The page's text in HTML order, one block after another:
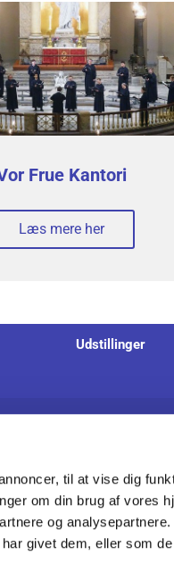
til at vise dig
om din brug af vores
og
givet dem, eller som
Frue Kantori
Læs mere her
Udstillinger